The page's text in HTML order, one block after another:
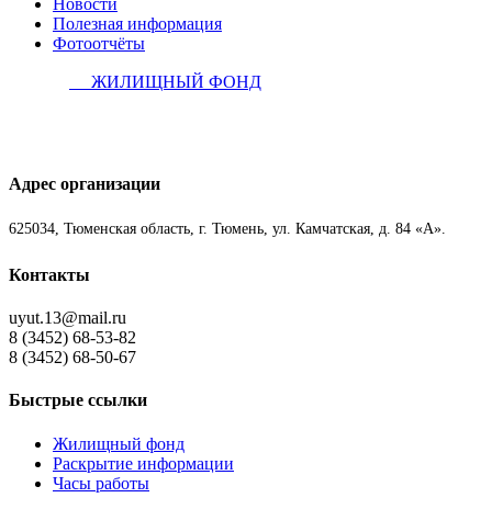
Новости
Полезная информация
Фотоотчёты
ЖИЛИЩНЫЙ ФОНД
Адрес организации
625034, Тюменская область, г. Тюмень, ул. Камчатская, д. 84 «А».
Контакты
uyut.13@mail.ru
8 (3452) 68-53-82
8 (3452) 68-50-67
Быстрые ссылки
Жилищный фонд
Раскрытие информации
Часы работы